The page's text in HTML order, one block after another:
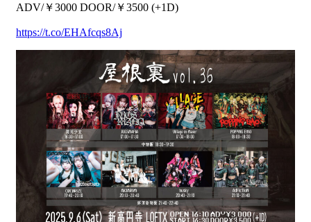
ADV/￥3000 DOOR/￥3500 (+1D)
https://t.co/EHAfcqs8Aj